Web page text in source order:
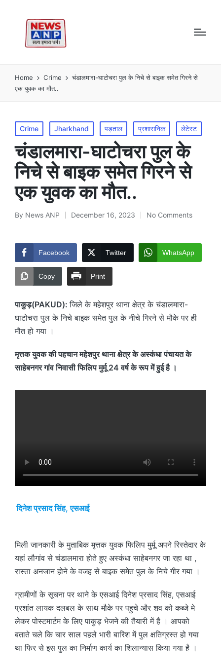
Home Crime
चंडालमारा-घाटोचरा पुल के निचे से बाइक समेत गिरने से
एक युवक का मौत..
Posted
in
Crime Jharkhand पड़ताल प्रशासनिक लेटेस्ट
चंडालमारा-घाटोचरा पुल के
निचे से बाइक समेत गिरने से
एक युवक का मौत..
Posted
By News ANP December 16, 2023 No Comments
Facebook Twitter WhatsApp
Copy Print
पाकुड़(PAKUD):जिले के महेशपुर थाना क्षेत्र के चंडालमारा-
घाटोचरा पुल के निचे बाइक समेत पुल के नीचे गिरने से मौके पर ही
मौत हो गया ।
मृत्तक युवक की पहचान महेशपुर थाना क्षेत्र के अस्कंधा पंचायत के
साहेबनगर गांव निवासी फिलिप मुर्मू 24 वर्ष के रूप में हुई है ।
दिनेश प्रसाद सिंह, एसआई
मिली जानकारी के मुताबिक मृत्तक युवक फिलिप मुर्मू अपने रिस्तेदार के
यहां लौगांव से चंडालमारा होते हुए अस्कंधा साहेबनगर जा रहा था ,
रास्ता अनजान होने के वजह से बाइक समेत पुल के निचे गीर गया ।
ग्रामीणों के सूचना पर थाने के एसआई दिनेश प्रसाद सिंह, एसआई
प्रशांत लायक दलबल के साथ मौके पर पहुचे और शव को कब्जे मे
लेकर पोस्टमार्टम के लिए पाकुड़ भेजने की तैयारी में है । आपको
बताते चले कि चार साल पहले भारी बारिश में पुल क्षतिग्रस्त हो गया
था फिर से इस पुल का निर्माण कार्य का शिलान्यास किया गया है ।